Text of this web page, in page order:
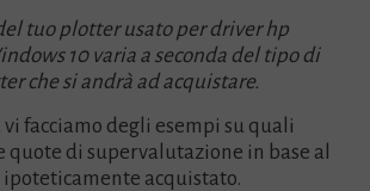
tuo plotter usato per driver hp
10 varia a seconda del tipo di
che si andrà ad acquistare.
facciamo degli esempi su quali
quote di supervalutazione in base al
acquistato.